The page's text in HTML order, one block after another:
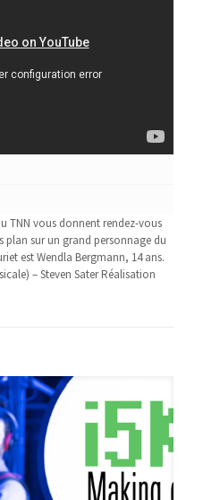
TNN vous donnent rendez-vous
sur un grand personnage du
est Wendla Bergmann, 14 ans.
– Steven Sater Réalisation